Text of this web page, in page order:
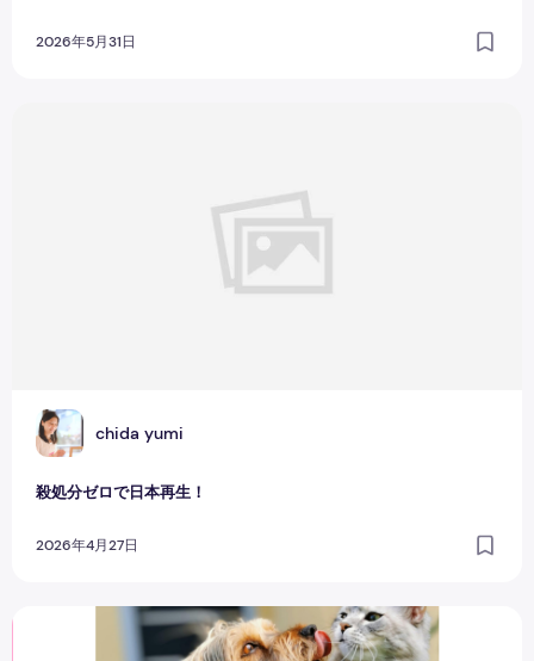
2026年5月31日
C chida yumi
殺処分ゼロで日本再生！
2026年4月27日
第3回 ミネラル被毛検査 モニター募集のお知らせ